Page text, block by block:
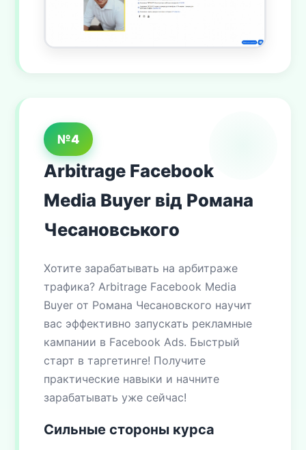
№4
Arbitrage Facebook
Media Buyer від Романа
Чесановського
Хотите зарабатывать на арбитраже
трафика? Arbitrage Facebook Media
Buyer от Романа Чесановского научит
вас эффективно запускать рекламные
кампании в Facebook Ads. Быстрый
старт в таргетинге! Получите
практические навыки и начните
зарабатывать уже сейчас!
Сильные стороны курса